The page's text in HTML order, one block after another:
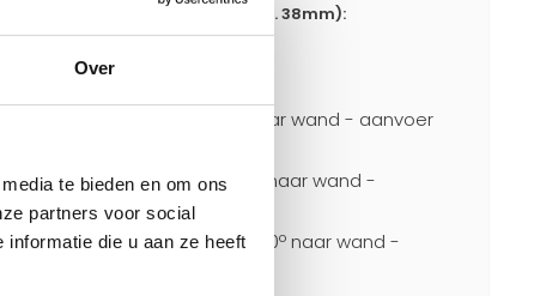
Over
te bieden en om ons
partners voor social
die u aan ze heeft
aansluitingen naar wand h.o.h. 38mm):
11 Wit h.o.h. 38mm - 90º naar wand - aanvoer
11 Zwart h.o.h. 38mm - 90º naar wand -
(+€124,95)
11 Chroom h.o.h. 38mm - 90º naar wand -
(+€139,95)